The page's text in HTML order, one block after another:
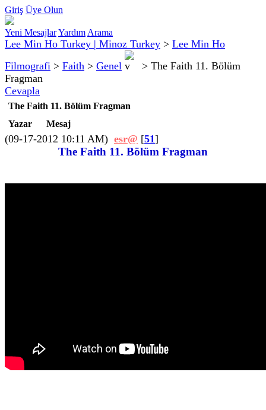
Giriş Üye Olun
Yeni MesajlarYardım Arama
Lee Min Ho Turkey | Minoz Turkey > Lee Min Ho
Filmografi > Faith > Genel > The Faith 11. Bölüm
Fragman
Cevapla
The Faith 11. Bölüm Fragman
Yazar
Mesaj
(09-17-2012 10:11 AM) esr@ [51]
The Faith 11. Bölüm Fragman